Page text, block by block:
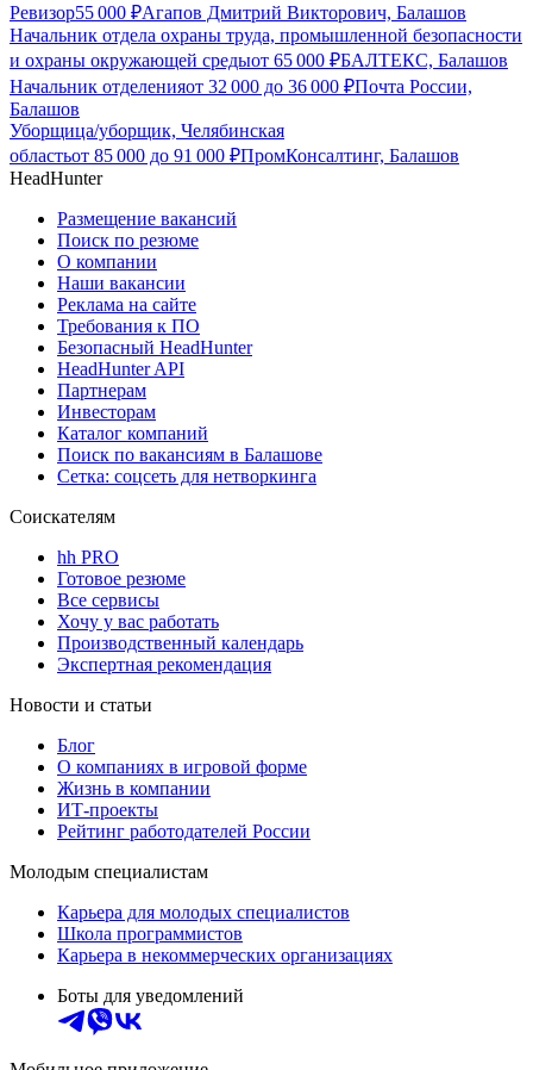
Ревизор55 000 ₽Агапов Дмитрий Викторович, Балашов
Начальник отдела охраны труда, промышленной безопасности
и охраны окружающей средыот 65 000 ₽БАЛТЕКС, Балашов
Начальник отделенияот 32 000 до 36 000 ₽Почта России,
Балашов
Уборщица/уборщик, Челябинская
областьот 85 000 до 91 000 ₽ПромКонсалтинг, Балашов
HeadHunter
Размещение вакансий
Поиск по резюме
О компании
Наши вакансии
Реклама на сайте
Требования к ПО
Безопасный HeadHunter
HeadHunter API
Партнерам
Инвесторам
Каталог компаний
Поиск по вакансиям в Балашове
Сетка: соцсеть для нетворкинга
Соискателям
hh PRO
Готовое резюме
Все сервисы
Хочу у вас работать
Производственный календарь
Экспертная рекомендация
Новости и статьи
Блог
О компаниях в игровой форме
Жизнь в компании
ИТ-проекты
Рейтинг работодателей России
Молодым специалистам
Карьера для молодых специалистов
Школа программистов
Карьера в некоммерческих организациях
Боты для уведомлений